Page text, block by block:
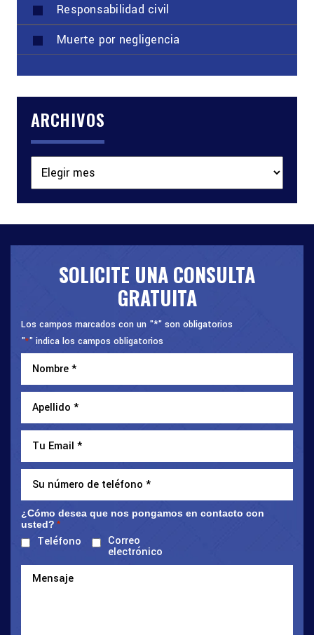
Responsabilidad civil
Muerte por negligencia
ARCHIVOS
SOLICITE UNA CONSULTA
GRATUITA
Los campos marcados con un "*" son obligatorios
"*" indica los campos obligatorios
¿Cómo desea que nos pongamos en contacto con
usted? *
Teléfono Correo
electrónico